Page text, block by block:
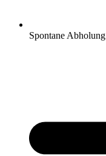
Spontane Abholung